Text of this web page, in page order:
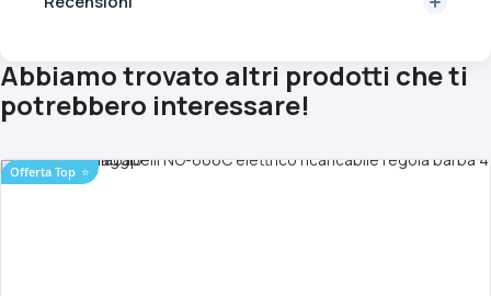
Abbiamo trovato altri prodotti che ti
potrebbero interessare!
Offerta Top ⭐